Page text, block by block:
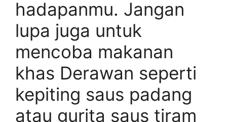
hadapanmu. Jangan
lupa juga untuk
mencoba makanan
khas Derawan seperti
kepiting saus padang
atau gurita saus tiram